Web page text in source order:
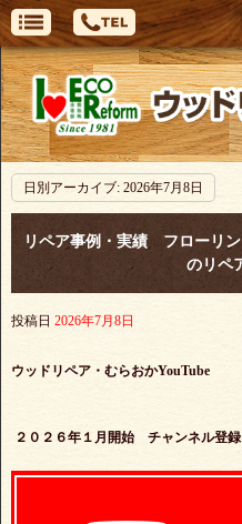
日別アーカイブ: 2026年7月8日
リペア事例・実績 フローリ
のリ
投稿日 2026年7月8日
ウッドリペア・むらおかYouTube
２０２６年１月開始 チャンネル登録